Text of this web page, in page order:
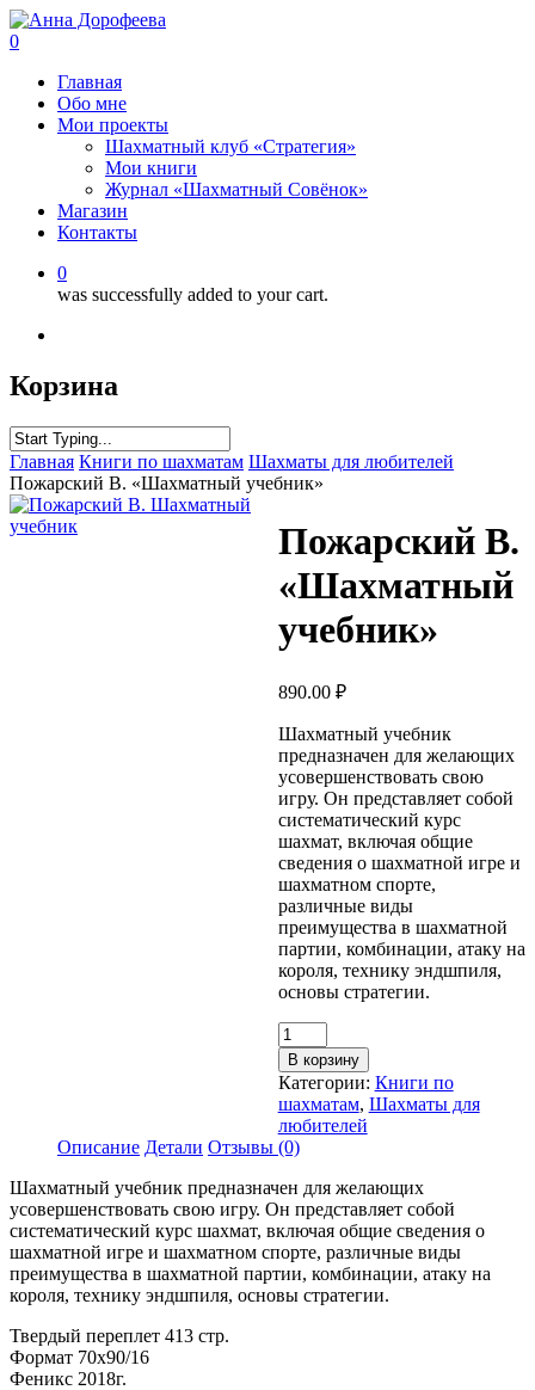
0
Главная
Обо мне
Мои проекты
Шахматный клуб «Стратегия»
Мои книги
Журнал «Шахматный Совёнок»
Магазин
Контакты
0
was successfully added to your cart.
Корзина
Главная Книги по шахматам Шахматы для любителей
Пожарский В. «Шахматный учебник»
Пожарский В.
«Шахматный
учебник»
890.00 ₽
Шахматный учебник
предназначен для желающих
усовершенствовать свою
игру. Он представляет собой
систематический курс
шахмат, включая общие
сведения о шахматной игре и
шахматном спорте,
различные виды
преимущества в шахматной
партии, комбинации, атаку на
короля, технику эндшпиля,
основы стратегии.
Количество
товара
Пожарский
В.
«Шахматный
учебник»
В корзину
Категории: Книги по
шахматам, Шахматы для
любителей
Описание Детали Отзывы (0)
Шахматный учебник предназначен для желающих
усовершенствовать свою игру. Он представляет собой
систематический курс шахмат, включая общие сведения о
шахматной игре и шахматном спорте, различные виды
преимущества в шахматной партии, комбинации, атаку на
короля, технику эндшпиля, основы стратегии.
Твердый переплет 413 стр.
Формат 70х90/16
Феникс 2018г.